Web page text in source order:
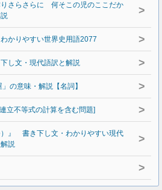
りさらさらに 何そこの児のここだか
>
かりやすい世界史用語2077 >
し文・現代語訳と解説 >
の意味・解説【名詞】 >
立不等式の計算を含む問題] >
）』 書き下し文・わかりやすい現代
説
>
>